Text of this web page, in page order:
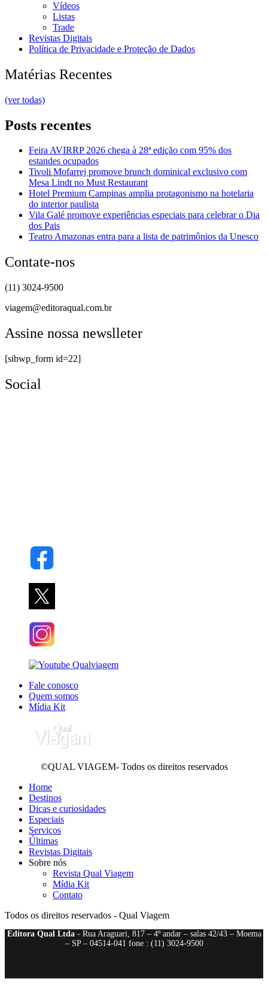
Vídeos
Listas
Trade
Revistas Digitais
Política de Privacidade e Proteção de Dados
Matérias Recentes
(ver todas)
Posts recentes
Feira AVIRRP 2026 chega à 28ª edição com 95% dos
estandes ocupados
Tivoli Mofarrej promove brunch dominical exclusivo com
Mesa Lindt no Must Restaurant
Hotel Premium Campinas amplia protagonismo na hotelaria
do interior paulista
Vila Galé promove experiências especiais para celebrar o Dia
dos Pais
Teatro Amazonas entra para a lista de patrimônios da Unesco
Contate-nos
(11) 3024-9500
viagem@editoraqual.com.br
Assine nossa newslleter
[sibwp_form id=22]
Social
Fale conosco
Quem somos
Mídia Kit
©QUAL VIAGEM- Todos os direitos reservados
Home
Destinos
Dicas e curiosidades
Especiais
Serviços
Últimas
Revistas Digitais
Sobre nós
Revista Qual Viagem
Mídia Kit
Contato
Todos os direitos reservados - Qual Viagem
Editora Qual Ltda- Rua Araguari, 817 – 4º andar – salas 42/43 – Moema
– SP – 04514-041 fone : (11) 3024-9500